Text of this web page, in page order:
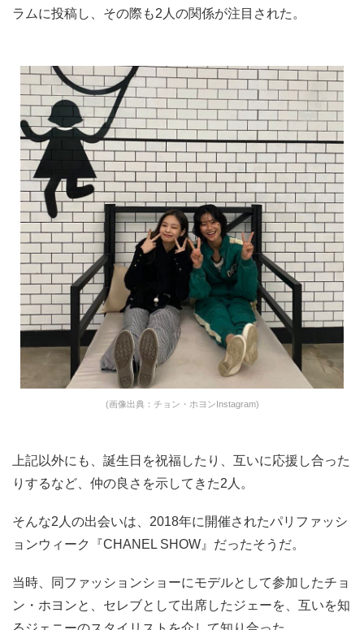
ラムに投稿し、その際も2人の関係が注目された。
(画像出典：チョン・ホヨンInstagram)
上記以外にも、誕生日を祝福したり、互いに応援し合った
りするなど、仲の良さを示してきた2人。
そんな2人の出会いは、2018年に開催されたパリファッシ
ョンウィーク『CHANEL SHOW』だったそうだ。
当時、同ファッションショーにモデルとして参加したチョ
ン・ホヨンと、セレブとして出席したジェーを、互いを知